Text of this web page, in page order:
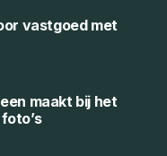
vastgoed met
maakt bij het